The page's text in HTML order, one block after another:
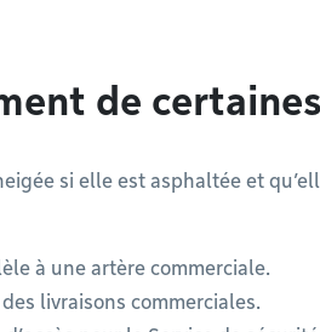
de
si elle est asphaltée et
à une artère commerciale.
livraisons commerciales.